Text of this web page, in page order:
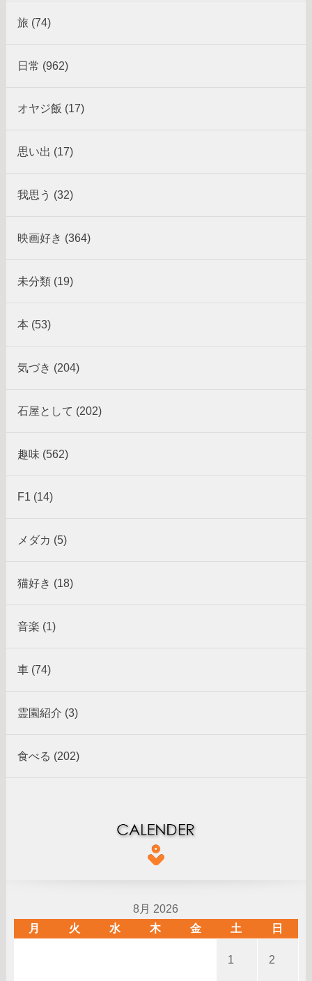
旅 (74)
日常 (962)
オヤジ飯 (17)
思い出 (17)
我思う (32)
映画好き (364)
未分類 (19)
本 (53)
気づき (204)
石屋として (202)
趣味 (562)
F1 (14)
メダカ (5)
猫好き (18)
音楽 (1)
車 (74)
霊園紹介 (3)
食べる (202)
8月 2026
月
火 水 木 金 土 日
1 2